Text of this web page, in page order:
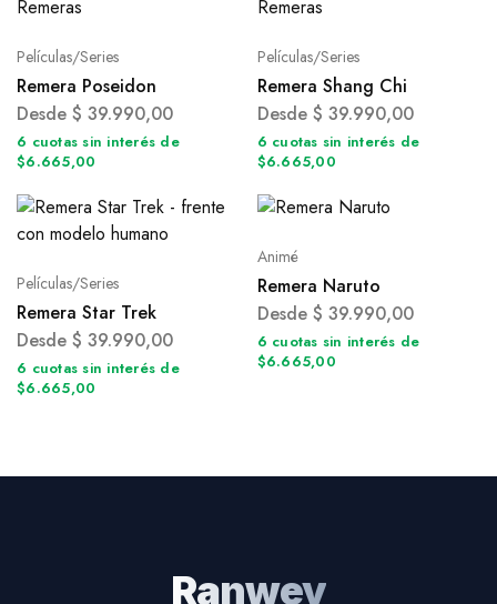
Películas/Series
Remera Poseidon
Desde $ 39.990,00
6 cuotas sin interés de
$6.665,00
Películas/Series
Remera Shang Chi
Desde $ 39.990,00
6 cuotas sin interés de
$6.665,00
Películas/Series
Remera Star Trek
Desde $ 39.990,00
6 cuotas sin interés de
$6.665,00
Animé
Remera Naruto
Desde $ 39.990,00
6 cuotas sin interés de
$6.665,00
Ranwey